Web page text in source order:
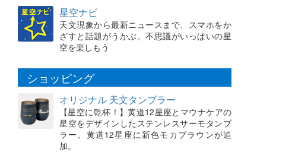
星空ナビ
天文現象から最新ニュースまで、スマホをか
ざすと話題がうかぶ。不思議がいっぱいの星
空を楽しもう
ショッピング
オリジナル 天文タンブラー
【星空に乾杯！】黄道12星座とマウナケアの
星空をデザインしたステンレスサーモタンブ
ラー。黄道12星座に新色モカブラウンが追
加。